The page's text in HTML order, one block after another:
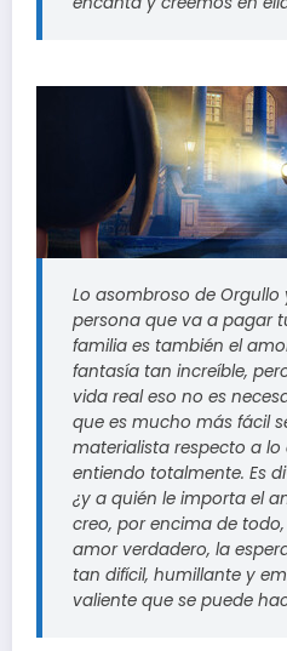
Lo asombroso de Orgullo
persona que va a pagar
familia es también el
fantasía tan increíble,
vida real eso no es
que es mucho más fácil
materialista respecto a lo
entiendo totalmente. Es
¿y a quién le importa el
creo, por encima de
amor verdadero, la
tan difícil, humillante y
valiente que se puede